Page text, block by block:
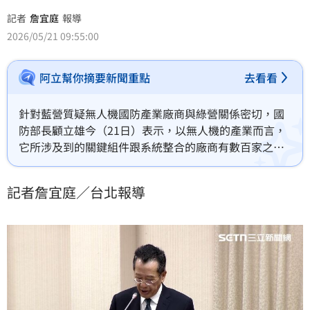
記者 詹宜庭 報導
2026/05/21 09:55:00
阿立幫你摘要新聞重點 去看看
針對藍營質疑無人機國防產業廠商與綠營關係密切，國
防部長顧立雄今（21日）表示，以無人機的產業而言，
它所涉及到的關鍵組件跟系統整合的廠商有數百家之
多，遍布在全國各地，「扣這樣數百家廠商帽子，說這
受，社會自有公評。」
記者詹宜庭／台北報導